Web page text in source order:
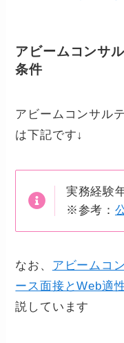
アビームコンサ
条件
アビームコンサル
は下記です↓
実務経験
※参考：
なお、 アビームコ
ース面接とWeb適
説しています